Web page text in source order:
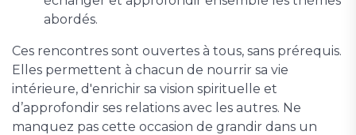
abordés.
Ces rencontres sont ouvertes à tous, sans prérequis.
Elles permettent à chacun de nourrir sa vie
intérieure, d'enrichir sa vision spirituelle et
d’approfondir ses relations avec les autres. Ne
manquez pas cette occasion de grandir dans un